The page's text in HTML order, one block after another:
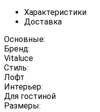
Характеристики
Доставка
Основные:
Бренд:
Vitaluce
Стиль:
Лофт
Интерьер:
Для гостиной
Размеры: